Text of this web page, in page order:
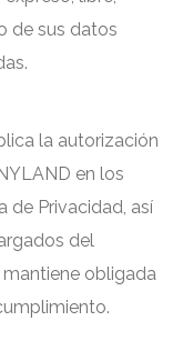
de sus datos
la autorización
en los
de Privacidad, así
del
obligada